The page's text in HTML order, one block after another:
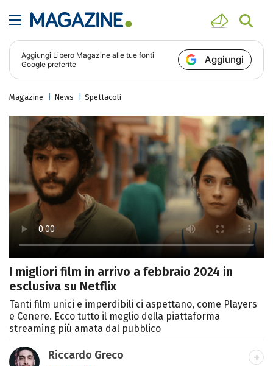
Aggiungi Libero Magazine alle tue fonti
Google preferite
Aggiungi
Magazine News Spettacoli
I migliori film in arrivo a febbraio 2024 in
esclusiva su Netflix
Tanti film unici e imperdibili ci aspettano, come Players
e Cenere. Ecco tutto il meglio della piattaforma
streaming più amata dal pubblico
Riccardo Greco